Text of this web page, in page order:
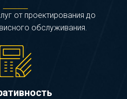
от проектирования до
обслуживания.